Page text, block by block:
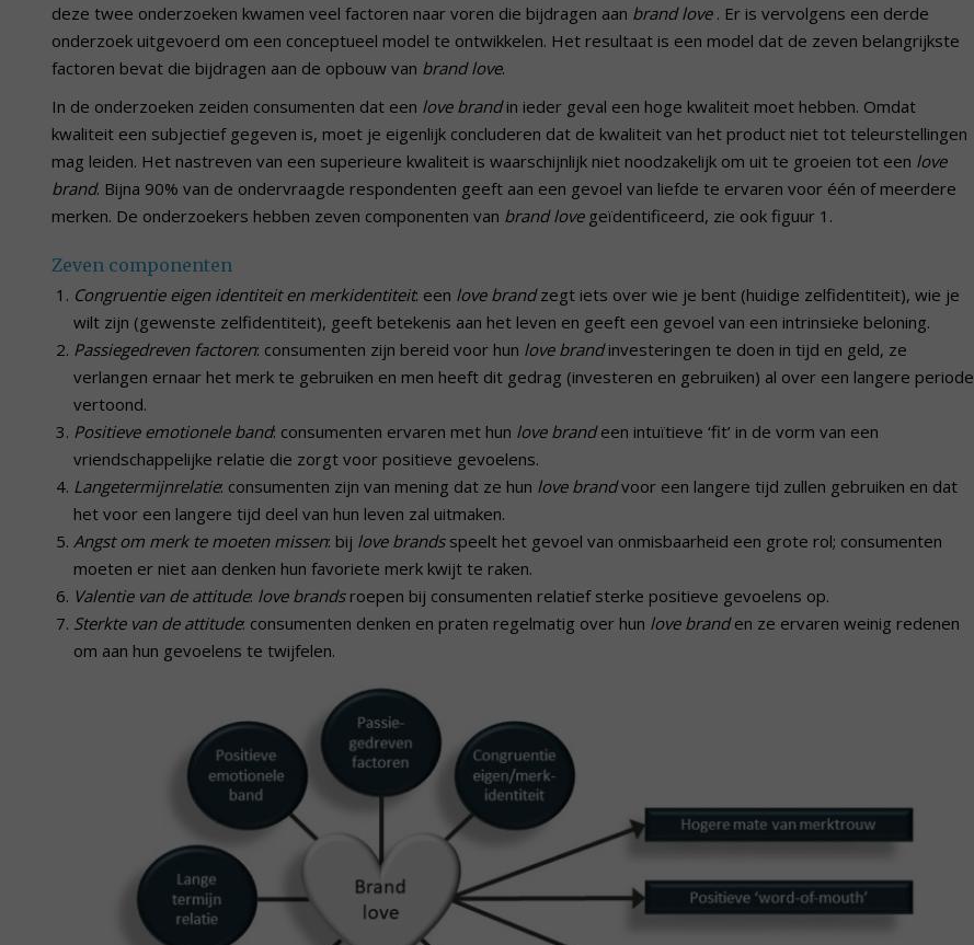
deze twee onderzoeken kwamen veel factoren naar voren die bijdragen aan brand love . Er is vervolgens een derde
onderzoek uitgevoerd om een conceptueel model te ontwikkelen. Het resultaat is een model dat de zeven belangrijkste
factoren bevat die bijdragen aan de opbouw van brand love.
In de onderzoeken zeiden consumenten dat een love brandin ieder geval een hoge kwaliteit moet hebben. Omdat
kwaliteit een subjectief gegeven is, moet je eigenlijk concluderen dat de kwaliteit van het product niet tot teleurstellingen
mag leiden. Het nastreven van een superieure kwaliteit is waarschijnlijk niet noodzakelijk om uit te groeien tot een love
brand. Bijna 90% van de ondervraagde respondenten geeft aan een gevoel van liefde te ervaren voor één of meerdere
merken. De onderzoekers hebben zeven componenten van brand lovegeïdentificeerd, zie ook figuur 1.
Zeven componenten
Congruentie eigen identiteit en merkidentiteit: een love brandzegt iets over wie je bent (huidige zelfidentiteit), wie je
wilt zijn (gewenste zelfidentiteit), geeft betekenis aan het leven en geeft een gevoel van een intrinsieke beloning.
Passiegedreven factoren: consumenten zijn bereid voor hun love brandinvesteringen te doen in tijd en geld, ze
verlangen ernaar het merk te gebruiken en men heeft dit gedrag (investeren en gebruiken) al over een langere periode
vertoond.
Positieve emotionele band: consumenten ervaren met hun love brandeen intuïtieve ‘fit’ in de vorm van een
vriendschappelijke relatie die zorgt voor positieve gevoelens.
Langetermijnrelatie: consumenten zijn van mening dat ze hun love brandvoor een langere tijd zullen gebruiken en dat
het voor een langere tijd deel van hun leven zal uitmaken.
Angst om merk te moeten missen: bij love brandsspeelt het gevoel van onmisbaarheid een grote rol; consumenten
moeten er niet aan denken hun favoriete merk kwijt te raken.
Valentie van de attitude: love brandsroepen bij consumenten relatief sterke positieve gevoelens op.
Sterkte van de attitude: consumenten denken en praten regelmatig over hun love branden ze ervaren weinig redenen
om aan hun gevoelens te twijfelen.